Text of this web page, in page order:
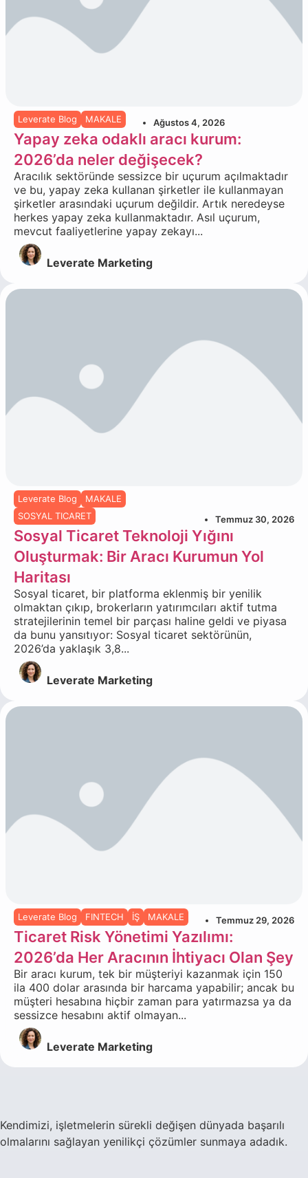
Leverate Blog MAKALE Ağustos 4, 2026
Yapay zeka odaklı aracı kurum:
2026’da neler değişecek?
Aracılık sektöründe sessizce bir uçurum açılmaktadır
ve bu, yapay zeka kullanan şirketler ile kullanmayan
şirketler arasındaki uçurum değildir. Artık neredeyse
herkes yapay zeka kullanmaktadır. Asıl uçurum,
mevcut faaliyetlerine yapay zekayı...
Leverate Marketing
Leverate Blog
MAKALE
SOSYAL TICARET
Temmuz 30, 2026
Sosyal Ticaret Teknoloji Yığını
Oluşturmak: Bir Aracı Kurumun Yol
Haritası
Sosyal ticaret, bir platforma eklenmiş bir yenilik
olmaktan çıkıp, brokerların yatırımcıları aktif tutma
stratejilerinin temel bir parçası haline geldi ve piyasa
da bunu yansıtıyor: Sosyal ticaret sektörünün,
2026’da yaklaşık 3,8...
Leverate Marketing
Leverate Blog FINTECH İŞ MAKALE Temmuz 29, 2026
Ticaret Risk Yönetimi Yazılımı:
2026’da Her Aracının İhtiyacı Olan Şey
Bir aracı kurum, tek bir müşteriyi kazanmak için 150
ila 400 dolar arasında bir harcama yapabilir; ancak bu
müşteri hesabına hiçbir zaman para yatırmazsa ya da
sessizce hesabını aktif olmayan...
Leverate Marketing
Kendimizi, işletmelerin sürekli değişen dünyada başarılı
olmalarını sağlayan yenilikçi çözümler sunmaya adadık.